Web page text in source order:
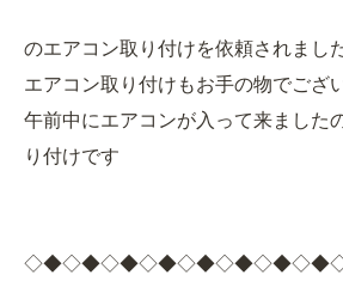
のエアコン取り付けを依頼されました
エアコン取り付けもお手の物でござ
午前中にエアコンが入って来ました
り付けです